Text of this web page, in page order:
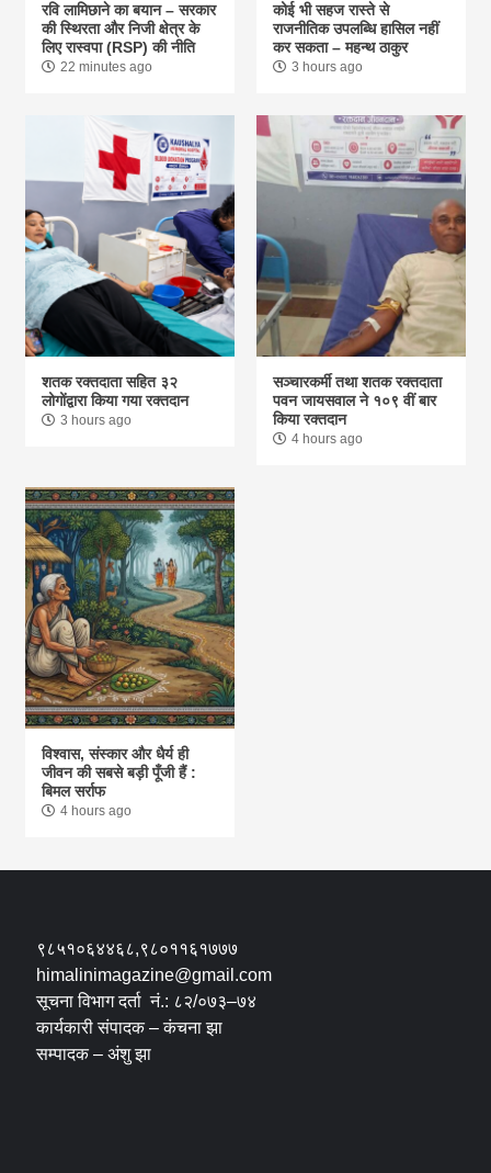
रवि लामिछाने का बयान – सरकार
की स्थिरता और निजी क्षेत्र के
लिए रास्वपा (RSP) की नीति
22 minutes ago
कोई भी सहज रास्ते से
राजनीतिक उपलब्धि हासिल नहीं
कर सकता – महन्थ ठाकुर
3 hours ago
शतक रक्तदाता सहित ३२
लोगोंद्वारा किया गया रक्तदान
3 hours ago
सञ्चारकर्मी तथा शतक रक्तदाता
पवन जायसवाल ने १०९ वीं बार
किया रक्तदान
4 hours ago
विश्वास, संस्कार और धैर्य ही
जीवन की सबसे बड़ी पूँजी हैं :
बिमल सर्राफ
4 hours ago
९८५१०६४४६८,९८०११६१७७७
himalinimagazine@gmail.com
सूचना विभाग दर्ता नं.: ८२/०७३–७४
कार्यकारी संपादक – कंचना झा
सम्पादक – अंशु झा